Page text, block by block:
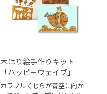
木はり絵手作りキット
「ハッピーウェイブ」
カラフルくじらが青空に向か